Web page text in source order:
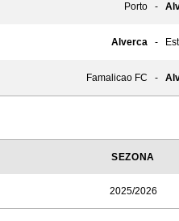
Porto -
Alverca -
Famalicao FC -
SEZONA
2025/2026